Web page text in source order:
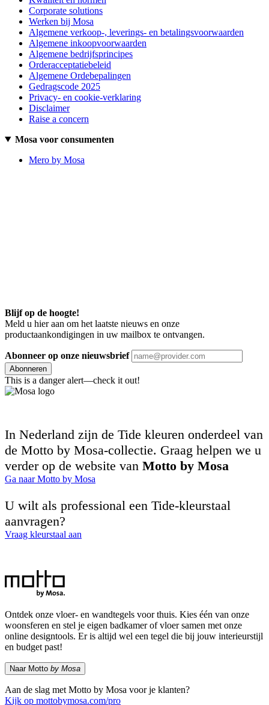
Corporate solutions
Werken bij Mosa
Algemene verkoop-, leverings- en betalingsvoorwaarden
Algemene inkoopvoorwaarden
Algemene bedrijfsprincipes
Orderacceptatiebeleid
Algemene Ordebepalingen
Gedragscode 2025
Privacy- en cookie-verklaring
Disclaimer
Raise a concern
Mosa voor consumenten
Mero by Mosa
Blijf op de hoogte!
Meld u hier aan om het laatste nieuws en onze
productaankondigingen in uw mailbox te ontvangen.
Abonneer op onze nieuwsbrief
Abonneren
This is a danger alert—check it out!
In Nederland zijn de Tide kleuren onderdeel van
de Motto by Mosa-collectie. Graag helpen we u
verder op de website van Motto by Mosa
Ga naar Motto by Mosa
U wilt als professional een Tide-kleurstaal
aanvragen?
Vraag kleurstaal aan
Ontdek onze vloer- en wandtegels voor thuis. Kies één van onze
woonsferen en stel je eigen badkamer of vloer samen met onze
online designtools. Er is altijd wel een tegel die bij jouw interieurstijl
en budget past!
Naar Motto by Mosa
Aan de slag met Motto by Mosa voor je klanten?
Kijk op mottobymosa.com/pro